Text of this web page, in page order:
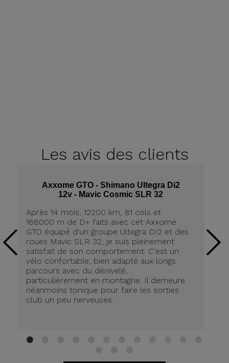
Les avis des clients
Axxome GTO - Shimano Ultegra Di2
12v - Mavic Cosmic SLR 32
Après 14 mois, 12200 km, 81 cols et
168000 m de D+ faits avec cet Axxome
GTO équipé d'un groupe Ultegra DI2 et des
roues Mavic SLR 32, je suis pleinement
satisfait de son comportement. C'est un
vélo confortable, bien adapté aux longs
parcours avec du dénivelé,
particulièrement en montagne. Il demeure
néanmoins tonique pour faire les sorties
club un peu nerveuses.
1